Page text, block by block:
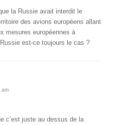
la Russie avait interdit le
des avions européens allant
mesures européennes à
est-ce toujours le cas ?
am
c’est juste au dessus de la